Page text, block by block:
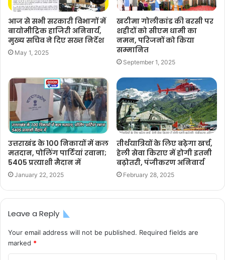
आज से सभी सरकारी विभागों में
बायोमीट्रिक हाजिरी अनिवार्य,
मुख्य सचिव ने दिए सख्त निर्देश
May 1, 2025
खटीमा गोलीकांड की बरसी पर
शहीदों को सीएम धामी का
नमन, परिजनों को किया
सम्मानित
September 1, 2025
उत्तराखंड के 100 निकायों में कल
मतदान, पोलिंग पार्टियां रवाना;
5405 प्रत्याशी मैदान में
January 22, 2025
तीर्थयात्रियों के लिए बढ़ेगा खर्च,
हेली सेवा किराए में होगी इतनी
बढ़ोतरी, पंजीकरण अनिवार्य
February 28, 2025
Leave a Reply
Your email address will not be published. Required fields are
marked *